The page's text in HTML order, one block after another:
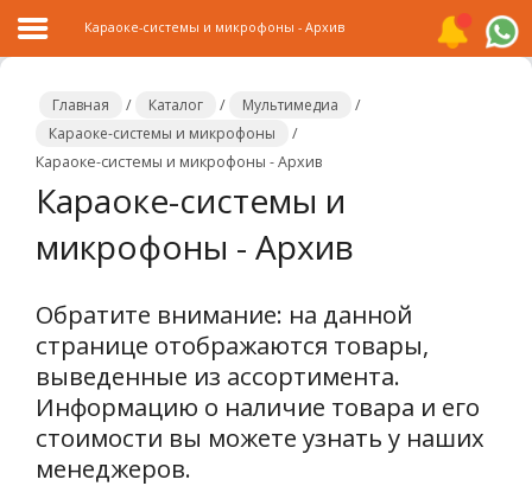
Главная
Каталог
Распродажа
О
компании
Контакты
Сотрудничество
Караоке-системы и микрофоны - Архив
Главная / Каталог / Мультимедиа
/
Караоке-системы и микрофоны
/
Караоке-системы и микрофоны - Архив
Караоке-системы и
микрофоны - Архив
Обратите внимание: на данной
странице отображаются товары,
выведенные из ассортимента.
Информацию о наличие товара и его
стоимости вы можете узнать у наших
менеджеров.